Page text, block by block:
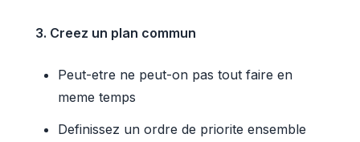
3. Creez un plan commun
Peut-etre ne peut-on pas tout faire en
meme temps
Definissez un ordre de priorite ensemble